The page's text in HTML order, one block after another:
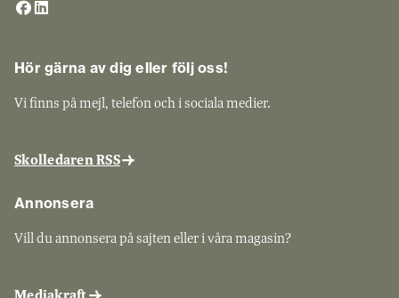
Hör gärna av dig eller följ oss!
Vi finns på mejl, telefon och i sociala medier.
Skolledaren RSS
Annonsera
Vill du annonsera på sajten eller i våra magasin?